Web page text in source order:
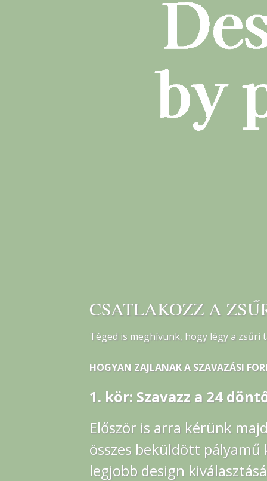
CSATLAKOZZ A
Téged is meghívunk, hogy légy a
HOGYAN ZAJLANAK A SZAVAZÁSI
1. kör: Szavazz a 24
Először is arra kérünk
összes beküldött pályamű
legjobb design